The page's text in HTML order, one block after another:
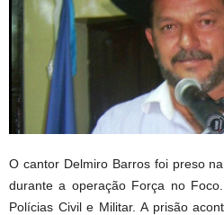
O cantor Delmiro Barros foi preso
durante a operação Força no
Polícias Civil e Militar. A prisão